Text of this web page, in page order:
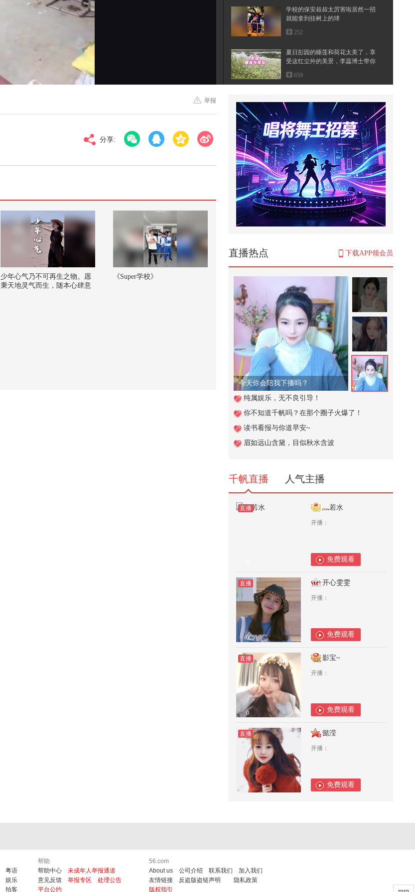
标清
对比度
学校的保安叔叔太厉害啦居然一招
就能拿到挂树上的球
252
夏日彭园的睡莲和荷花太美了，享
受这红尘外的美景，李蕊博士带你
大...
659
的高铁生意，如今输得一塌糊涂
1,445
赵忠祥确诊癌症后病情迅速恶化，
两个月后不幸离世
178
木工师傅加工木头时，木屑为何会
卷成一个花？看完脑洞大开
1,823
这天真是太热了# 搞笑配音# 搞笑
竟然现场看到了麒麟！！太爽
了！！#2026春季搜狐视频关注流
大会
6,346
历史上和珅的死对头，不是纪晓岚
和刘墉？你知道是谁吗？
1,686
今天挑战小朋友版本的男生女生向
前冲，实在是太难啦！@搜狐体育
@...
1,146
掉落一些片场花絮#2026关注流礼
67,609
《假如我有“读心术”》#花神赴春关
举报
分享:
直播热点 下载APP领会员
今天你会陪我下播吗？
纯属娱乐，无不良引导！
你不知道千帆吗？在那个圈子火爆了！
读书看报与你道早安~
眉如远山含黛，目似秋水含波
千帆直播 人气主播
直播 灬若水
开播：
免费观看
直播
0
开心雯雯
开播：
免费观看
直播
0
影宝~
开播：
免费观看
直播
0
懿滢
开播：
免费观看
少年心气乃不可再生之物。愿
秉天地灵气而生，随本心肆意
《Super学校》
粤语
娱乐
拍客
帮助
帮助中心
未成年人举报通道
意见反馈
举报专区
处理公告
平台公约
56.com
About us
公司介绍 联系我们
加入我们
友情链接
反盗版盗链声明
隐私政策
版权指引